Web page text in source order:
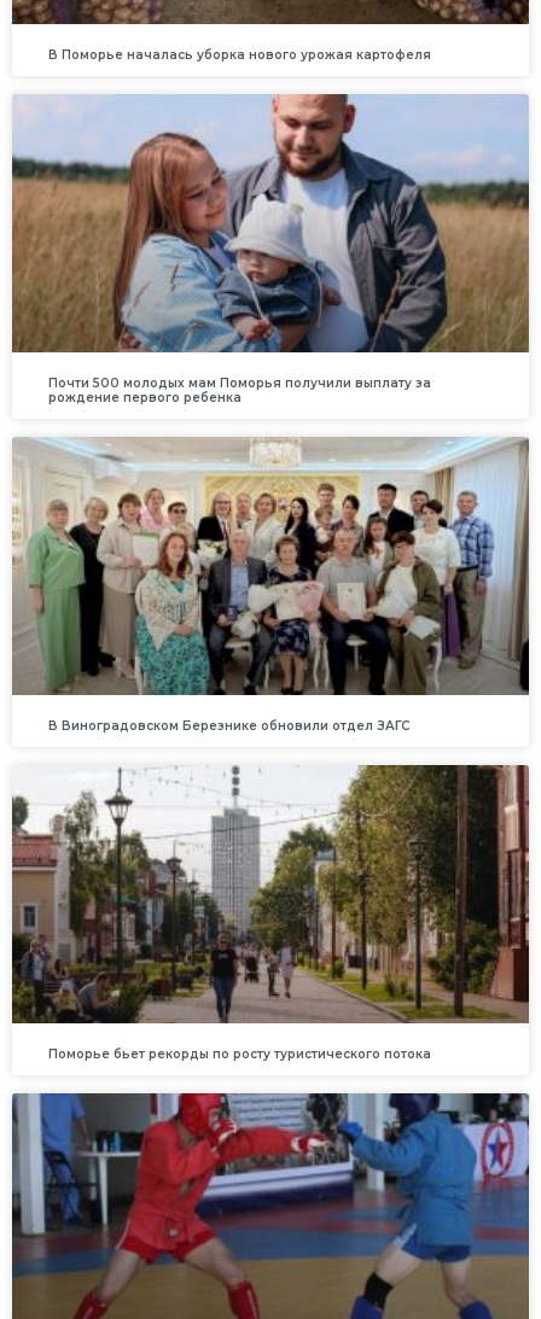
В Поморье началась уборка нового урожая картофеля
Почти 500 молодых мам Поморья получили выплату за
рождение первого ребенка
В Виноградовском Березнике обновили отдел ЗАГС
Поморье бьет рекорды по росту туристического потока